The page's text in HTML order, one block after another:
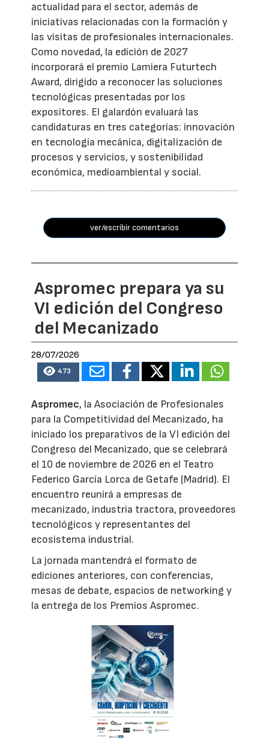
actualidad para el sector, además de
iniciativas relacionadas con la formación y
las visitas de profesionales internacionales.
Como novedad, la edición de 2027
incorporará el premio Lamiera Futurtech
Award, dirigido a reconocer las soluciones
tecnológicas presentadas por los
expositores. El galardón evaluará las
candidaturas en tres categorías: innovación
en tecnología mecánica, digitalización de
procesos y servicios, y sostenibilidad
económica, medioambiental y social.
ver/escribir comentarios
Aspromec prepara ya su
VI edición del Congreso
del Mecanizado
28/07/2026
473
Aspromec, la Asociación de Profesionales
para la Competitividad del Mecanizado, ha
iniciado los preparativos de la VI edición del
Congreso del Mecanizado, que se celebrará
el 10 de noviembre de 2026 en el Teatro
Federico García Lorca de Getafe (Madrid). El
encuentro reunirá a empresas de
mecanizado, industria tractora, proveedores
tecnológicos y representantes del
ecosistema industrial.
La jornada mantendrá el formato de
ediciones anteriores, con conferencias,
mesas de debate, espacios de networking y
la entrega de los Premios Aspromec.